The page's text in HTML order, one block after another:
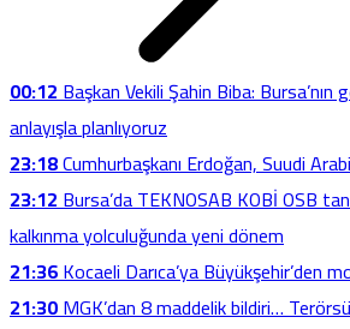
00:12Başkan Vekili Şahin Biba: Bursa’nın
anlayışla planlıyoruz
23:18Cumhurbaşkanı Erdoğan, Suudi
23:12Bursa’da TEKNOSAB KOBİ OSB
kalkınma yolculuğunda yeni dönem
21:36Kocaeli Darıca’ya Büyükşehir’den
21:30MGK’dan 8 maddelik bildiri…